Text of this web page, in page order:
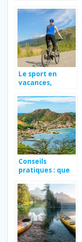
Le sport en
vacances,
options
possibles ?
Conseils
pratiques : que
Guadeloupe ?